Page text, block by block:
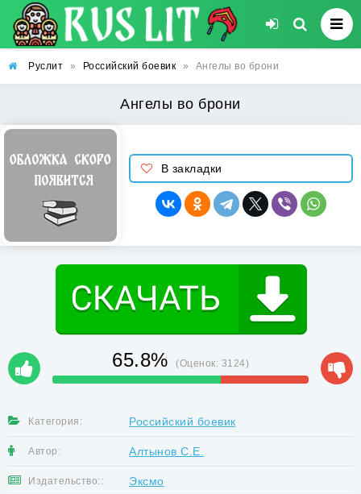
Руслит » Российский боевик » Ангелы во брони
Ангелы во брони
В закладки
65.8% (Оценок: 3124)
Категория: Российский боевик
Автор: Алтынов С.Е.
Издательство:: Эксмо